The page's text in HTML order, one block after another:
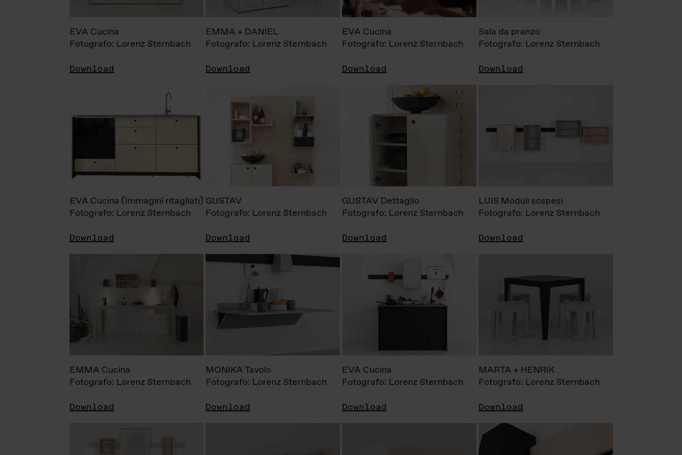
EVA Cucina
Fotografo: Lorenz Sternbach
Download
EMMA + DANIEL
Fotografo: Lorenz Sternbach
Download
EVA Cucina
Fotografo: Lorenz Sternbach
Download
Sala da pranzo
Fotografo: Lorenz Sternbach
Download
EVA Cucina (Immagini ritagliati)
Fotografo: Lorenz Sternbach
Download
GUSTAV
Fotografo: Lorenz Sternbach
Download
GUSTAV Dettaglio
Fotografo: Lorenz Sternbach
Download
LUIS Moduli sospesi
Fotografo: Lorenz Sternbach
Download
EMMA Cucina
Fotografo: Lorenz Sternbach
Download
MONIKA Tavolo
Fotografo: Lorenz Sternbach
Download
EVA Cucina
Fotografo: Lorenz Sternbach
Download
MARTA + HENRIK
Fotografo: Lorenz Sternbach
Download